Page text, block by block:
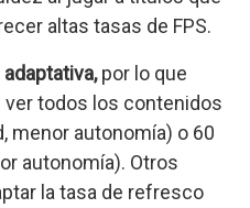
altas tasas de FPS.
por lo que
todos los contenidos
menor autonomía) o 60
autonomía). Otros
la tasa de refresco